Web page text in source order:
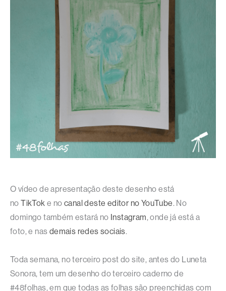
O vídeo de apresentação deste desenho está
noTikTok e nocanal deste editor no YouTube. No
domingo também estará no Instagram, onde já está a
foto, e nas demais redes sociais.
Toda semana, no terceiro post do site, antes do Luneta
Sonora, tem um desenho do terceiro caderno de
#48folhas, em que todas as folhas são preenchidas com